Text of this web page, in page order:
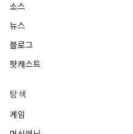
소스
뉴스
블로그
팟캐스트
탐색
게임